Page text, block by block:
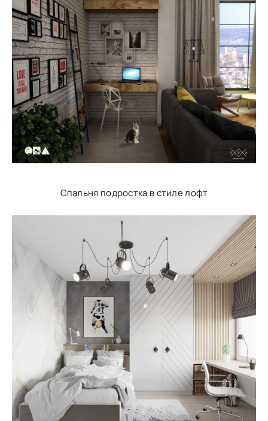
Спальня подростка в стиле лофт